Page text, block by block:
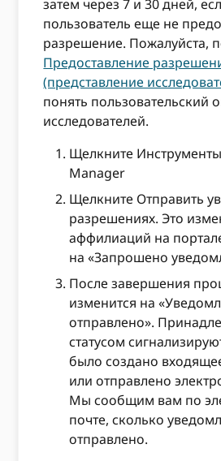
затем через 7 и 30 дней,
пользователь еще не
разрешение. Пожалуйста,
Предоставление
(представление
понять пользовательский
исследователей.
Щелкните
Manager
Щелкните Отправить
разрешениях. Это
аффилиаций на
на «Запрошено
После завершения
изменится на
отправлено».
статусом
было создано
или отправлено
Мы сообщим вам по
почте, сколько
отправлено.